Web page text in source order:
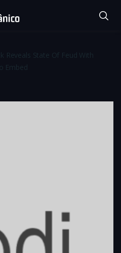
Reveals State Of Feud With
Embed